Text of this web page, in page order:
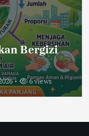
Bergizi
6 views